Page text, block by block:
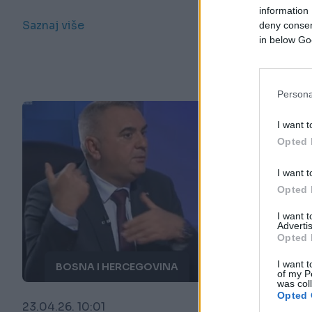
information
deny
in below
I want
Opted
I want
Opted
I want
Opted
I want
of my
was
Opted
Saznaj više
BOSNA I HERCEGOVINA
23.04.26. 10:01